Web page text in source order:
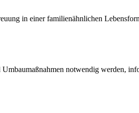
in einer familienähnlichen
notwendig werden,